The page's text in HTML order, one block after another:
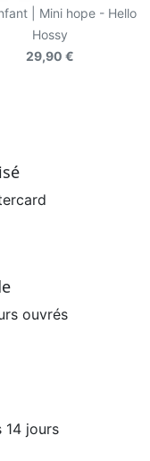
| Mini hope - Hello
Hossy
29,90 €
ouvrés
14 jours